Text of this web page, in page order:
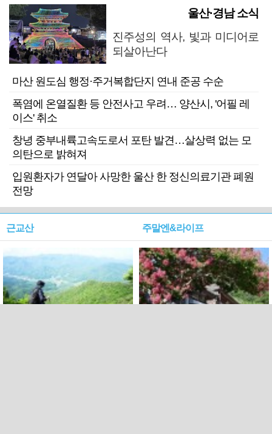
울산·경남 소식
진주성의 역사, 빛과 미디어로
되살아난다
마산 원도심 행정·주거복합단지 연내 준공 수순
폭염에 온열질환 등 안전사고 우려… 양산시, '어필 레
이스' 취소
창녕 중부내륙고속도로서 포탄 발견…살상력 없는 모
의탄으로 밝혀져
입원환자가 연달아 사망한 울산 한 정신의료기관 폐원
전망
근교산 주말엔&라이프